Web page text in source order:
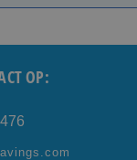
OP: